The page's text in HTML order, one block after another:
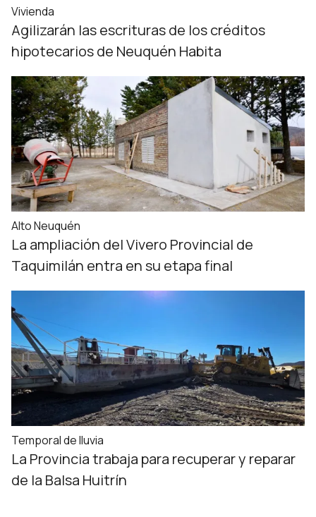
Vivienda
Agilizarán las escrituras de los créditos
hipotecarios de Neuquén Habita
Alto Neuquén
La ampliación del Vivero Provincial de
Taquimilán entra en su etapa final
Temporal de lluvia
La Provincia trabaja para recuperar y reparar
de la Balsa Huitrín